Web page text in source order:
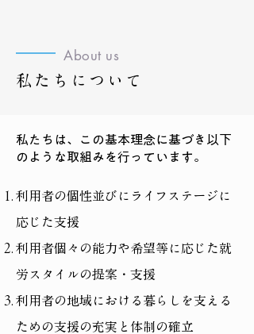
About us
私たちについて
私たちは、この基本理念に基づき以下
のような取組みを行っています。
利用者の個性並びにライフステージに
応じた支援
利用者個々の能力や希望等に応じた就
労スタイルの提案・支援
利用者の地域における暮らしを支える
ための支援の充実と体制の確立